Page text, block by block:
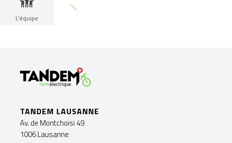
L’équipe
TANDEM LAUSANNE
Av. de Montchoisi 49
1006 Lausanne